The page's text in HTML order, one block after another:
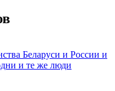
Беларуси и России и
и те же люди